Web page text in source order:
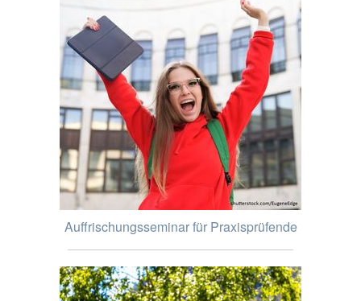
Auffrischungsseminar für Praxisprüfende